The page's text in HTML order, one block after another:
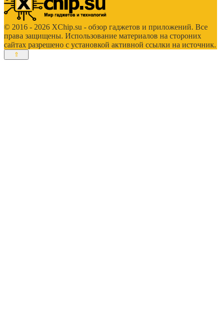
© 2016 - 2026 XChip.su - обзор гаджетов и приложений. Все
права защищены. Использование материалов на стороних
сайтах разрешено с установкой активной ссылки на источник.